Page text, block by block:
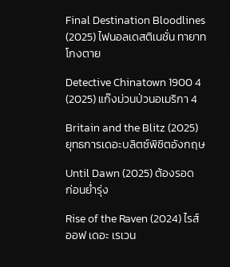
Final Destination Bloodlines
(2025) ไฟนอลเดสติเนชั่น ทายาท
โกงตาย
Detective Chinatown 1900 4
(2025) แก๊งม่วนป่วนอเมริกา 4
Britain and the Blitz (2025)
ยุทธการเดอะบลิตซ์พิชิตอังกฤษ
Until Dawn (2025) ต้องรอด
ก่อนย่ำรุ่ง
Rise of the Raven (2024) ไรส์
ออฟ เดอะ เรเวน